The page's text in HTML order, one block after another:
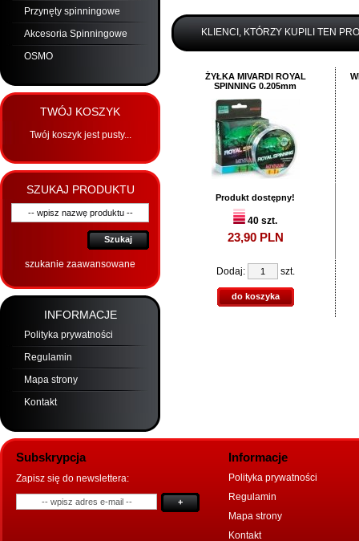
Przynęty spinningowe
Akcesoria Spinningowe
OSMO
TWÓJ KOSZYK
Twój koszyk jest pusty...
SZUKAJ PRODUKTU
Szukaj
szukanie zaawansowane
INFORMACJE
Polityka prywatności
Regulamin
Mapa strony
Kontakt
Dodaj: szt.
do koszyka
KLIENCI, KTÓRZY KUPILI TEN
ŻYŁKA MIVARDI ROYAL
SPINNING 0.205mm
Produkt dostępny!
40 szt.
23,90PLN
Dodaj: szt.
do koszyka
Informacje
Subskrypcja
Zapisz się do newslettera:
+
Polityka prywatności
Regulamin
Mapa strony
Kontakt